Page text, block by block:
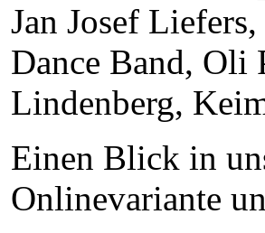
Jan Josef
Dance Band, Oli
Lindenberg,
Einen Blick in
Onlinevariante